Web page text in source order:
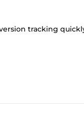
tracking